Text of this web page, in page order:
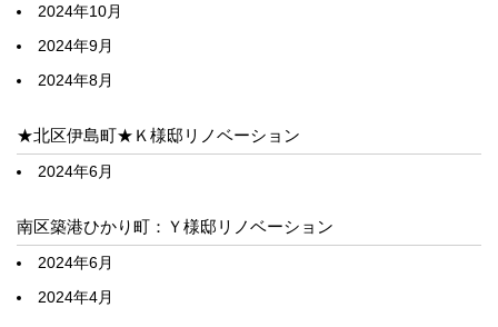
2024年10月
2024年9月
2024年8月
★北区伊島町★Ｋ様邸リノベーション
2024年6月
南区築港ひかり町：Ｙ様邸リノベーション
2024年6月
2024年4月